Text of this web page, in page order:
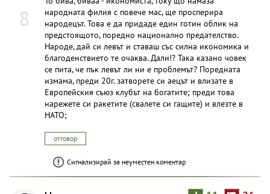
8
народната филия с повече мас, ще просперира
народецът. Това е да придаде един готин облик на
предстоящото, поредно национално предателство.
Народе, дай си левът и ставаш със силна икономика и
благоденствието те очаква. Дали!? Така казано човек
се пита, че пък левът ли ни е проблемът? Поредната
измама, преди 20г. затворете си аецът и влизате в
Европейския съюз клубът на богатите; преди това
нарежете си ракетите (свалете си гащите) и влезте в
НАТО;
отговор
Сигнализирай за неуместен коментар